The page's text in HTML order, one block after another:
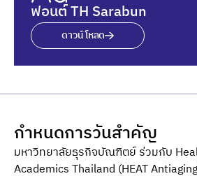
ฟอนต์ TH Sarabun
ดาวน์โหลด
กำหนดการวันสำคัญ
มหาวิทยาลัยธุรกิจบัณฑิตย์ ร่วมกับ
Academics Thailand (HEAT